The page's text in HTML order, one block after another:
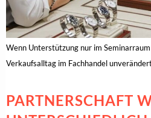
Wenn Unterstützung nur im
Verkaufsalltag im Fachhandel
PARTNERSCHAFT